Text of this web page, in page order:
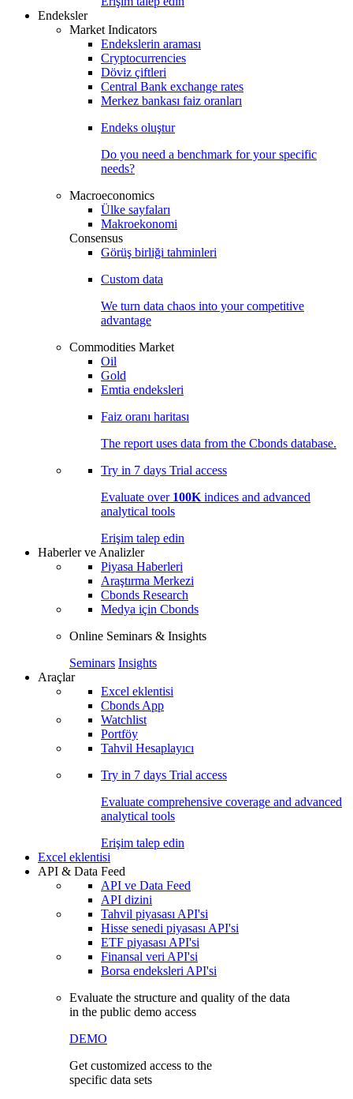
Endeksler
Market Indicators
Endekslerin araması
Cryptocurrencies
Döviz çiftleri
Central Bank exchange rates
Merkez bankası faiz oranları
Endeks oluştur
Do you need a benchmark for your specific
needs?
Macroeconomics
Ülke sayfaları
Makroekonomi
Consensus
Görüş birliği tahminleri
Custom data
We turn data chaos into your competitive
advantage
Commodities Market
Oil
Gold
Emtia endeksleri
Faiz oranı haritası
The report uses data from the Cbonds database.
Try in 7 days Trial access
Evaluate over 100K indices and advanced
analytical tools
Erişim talep edin
Haberler ve Analizler
Piyasa Haberleri
Araştırma Merkezi
Cbonds Research
Medya için Cbonds
Online Seminars & Insights
Seminars Insights
Araçlar
Excel eklentisi
Cbonds App
Watchlist
Portföy
Tahvil Hesaplayıcı
Try in 7 days Trial access
Evaluate comprehensive coverage and advanced
analytical tools
Erişim talep edin
Excel eklentisi
API & Data Feed
API ve Data Feed
API dizini
Tahvil piyasası API'si
Hisse senedi piyasası API'si
ETF piyasası API'si
Finansal veri API'si
Borsa endeksleri API'si
Evaluate the structure and quality of the data
in the public demo access
DEMO
Get customized access to the
specific data sets